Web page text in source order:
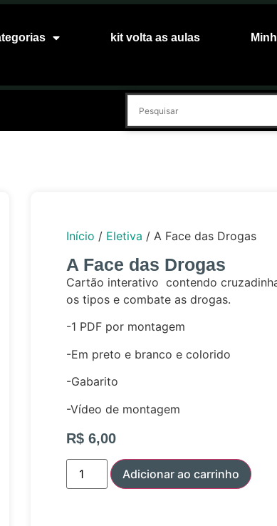
kit volta as aulas
Início / Eletiva / A Face das Drogas
A Face das Drogas
Cartão interativo contendo
os tipos e combate as drogas.
-1 PDF por montagem
-Em preto e branco e colorido
-Gabarito
-Vídeo de montagem
R$6,00
Adicionar ao carrinho